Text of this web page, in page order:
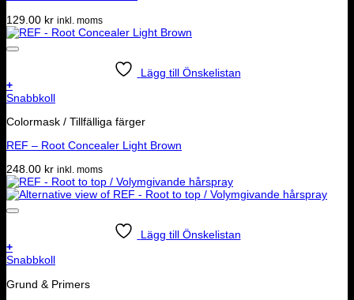
129.00 kr inkl. moms
Lägg till Önskelistan
+
Snabbkoll
Colormask / Tillfälliga färger
REF – Root Concealer Light Brown
248.00 kr inkl. moms
Lägg till Önskelistan
+
Snabbkoll
Grund & Primers